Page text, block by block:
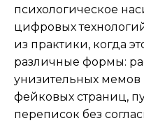
психологическое
цифровых
из практики, когда
различные формы:
унизительных мемов
фейковых страниц,
переписок без